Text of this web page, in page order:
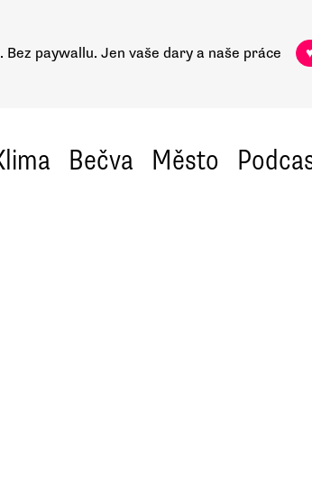
Bez paywallu. Jen vaše dary a naše práce
Bečva Město